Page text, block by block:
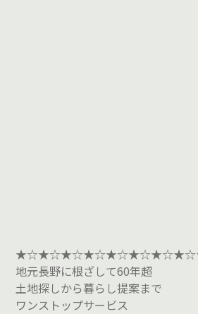
地元長野に根ざして60年超
土地探しから暮らし提案まで
ワンストップサービス